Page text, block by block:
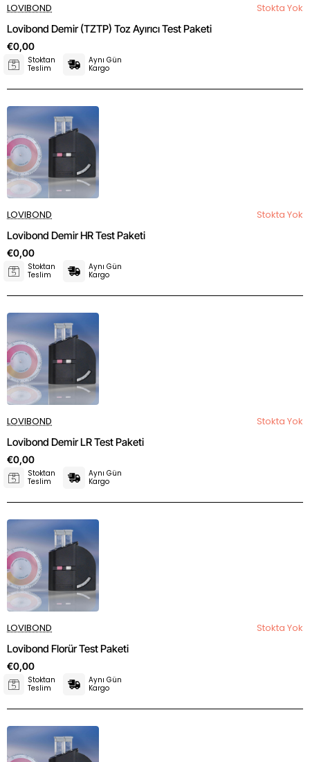
LOVIBOND
Stokta Yok
Lovibond Demir (TZTP) Toz Ayırıcı Test Paketi
€0,00
Stoktan
Teslim
Aynı Gün
Kargo
LOVIBOND
Stokta Yok
Lovibond Demir HR Test Paketi
€0,00
Stoktan
Teslim
Aynı Gün
Kargo
LOVIBOND
Stokta Yok
Lovibond Demir LR Test Paketi
€0,00
Stoktan
Teslim
Aynı Gün
Kargo
LOVIBOND
Stokta Yok
Lovibond Florür Test Paketi
€0,00
Stoktan
Teslim
Aynı Gün
Kargo